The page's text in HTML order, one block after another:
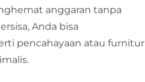
anggaran tanpa
Anda bisa
pencahayaan atau furnitur